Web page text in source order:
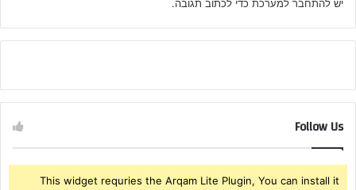
יש להתחבר למערכת כדי לכתוב תגובה.
Follow Us
This widget requries the Arqam Lite Plugin, You can install it